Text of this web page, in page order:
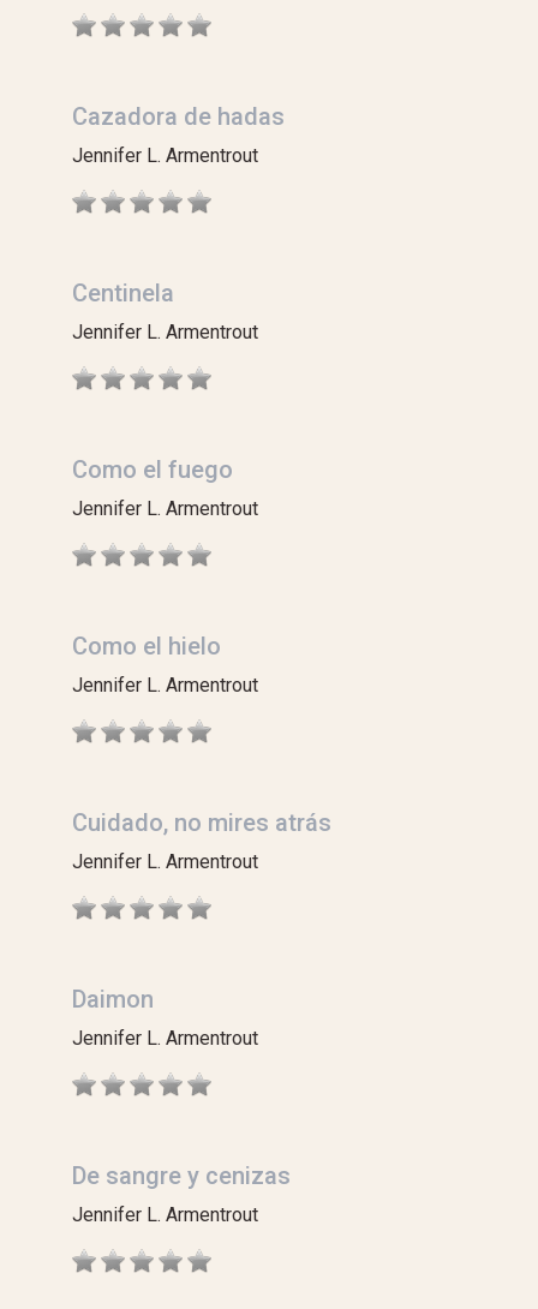
Cazadora de hadas
Jennifer L. Armentrout
Centinela
Jennifer L. Armentrout
Como el fuego
Jennifer L. Armentrout
Como el hielo
Jennifer L. Armentrout
Cuidado, no mires atrás
Jennifer L. Armentrout
Daimon
Jennifer L. Armentrout
De sangre y cenizas
Jennifer L. Armentrout